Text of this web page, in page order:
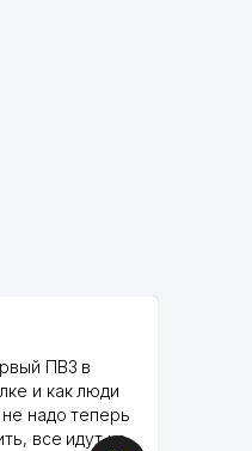
ПВЗ в
и как люди
надо теперь
все идут ко